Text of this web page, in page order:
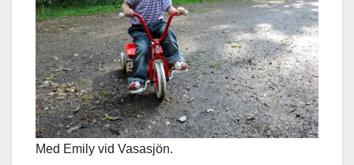
Med Emily vid Vasasjön.